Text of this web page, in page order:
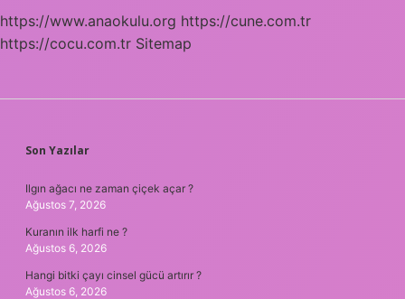
https://www.anaokulu.org https://cune.com.tr
https://cocu.com.tr Sitemap
SIDEBAR
Son Yazılar
Ilgın ağacı ne zaman çiçek açar ?
Ağustos 7, 2026
Kuranın ilk harfi ne ?
Ağustos 6, 2026
Hangi bitki çayı cinsel gücü artırır ?
Ağustos 6, 2026